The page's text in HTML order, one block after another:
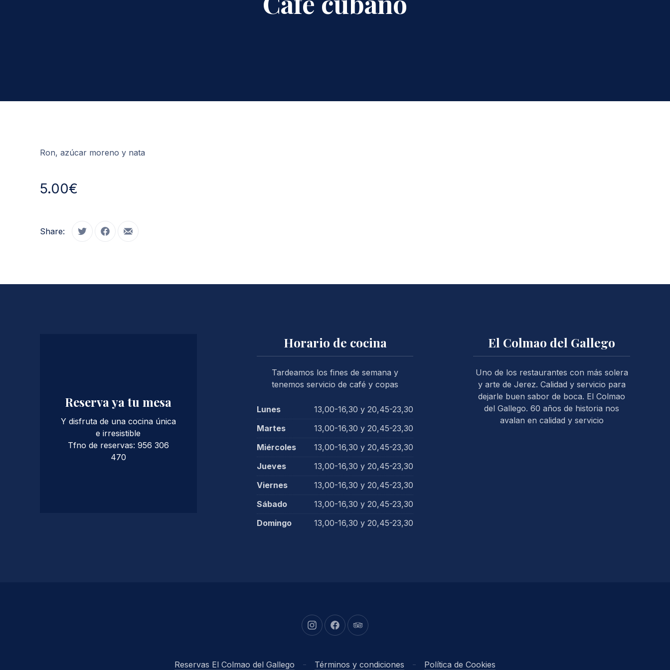
Ron, azúcar moreno y nata
5.00€
Share: Tweet Share on Facebook
Share by Email
Reserva ya tu mesa
Y disfruta de una cocina única
e irresistible
Tfno de reservas: 956 306
470
Horario de cocina
Tardeamos los fines de semana y
tenemos servicio de café y copas
Lunes
13,00-16,30 y 20,45-23,30
Martes
13,00-16,30 y 20,45-23,30
Miércoles
13,00-16,30 y 20,45-23,30
Jueves
13,00-16,30 y 20,45-23,30
Viernes
13,00-16,30 y 20,45-23,30
Sábado
13,00-16,30 y 20,45-23,30
Domingo
13,00-16,30 y 20,45-23,30
El Colmao del Gallego
Uno de los restaurantes con más solera
y arte de Jerez. Calidad y servicio para
dejarle buen sabor de boca. El Colmao
del Gallego. 60 años de historia nos
avalan en calidad y servicio
New Window
New WindowNew Window
Reservas El Colmao del Gallego Términos y condiciones Política de Cookies